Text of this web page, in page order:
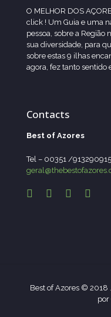
O MELHOR DOS
click ! Um Guia e uma
pessoa, sobre a Região
sua diversidade, para
sobre estas 9 ilhas
agora, fez tanto sentido
Contacts
Best of Azores
Tel – 00351 /913290915
Best of Azores © 2018
por